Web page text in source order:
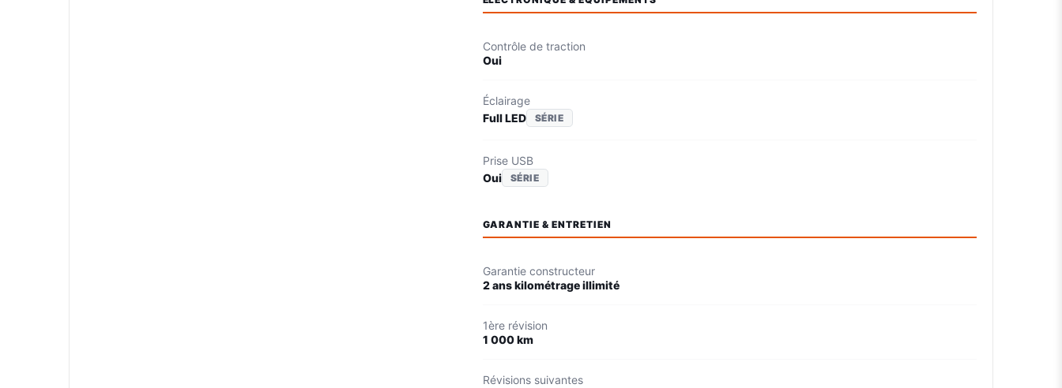
Contrôle de traction
Oui
Éclairage
Full LED
SÉRIE
Prise USB
Oui
SÉRIE
GARANTIE & ENTRETIEN
Garantie constructeur
2 ans kilométrage illimité
1ère révision
1 000 km
Révisions suivantes